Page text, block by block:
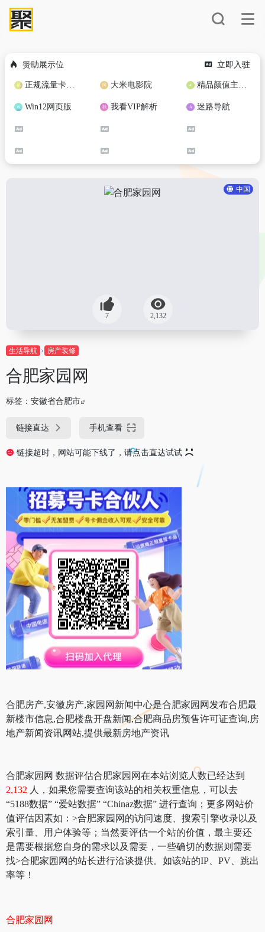
赞助展示位 立即入驻
正规流量卡免费加盟合作 大米电影院 精品颜值主播定制
Win12网页版 我看VIP解析 迷路导航
中国
7 2,132
生活导航 房产装修
合肥家园网
标签： 安徽省合肥市
链接直达 手机查看
链接超时，网站可能下线了，请点击直达试试
合肥房产,安徽房产,家园网新闻中心是合肥家园网发布合肥最
新楼市信息,合肥楼盘开盘新闻,合肥商品房预售许可证查询,房
地产新闻资讯网站,提供最新房地产资讯
合肥家园网 数据评估合肥家园网在本站浏览人数已经达到
2,132 人，如果您需要查询该站的相关权重信息，可以去
“5188数据” “爱站数据” “Chinaz数据” 进行查询；更多网站价
值评估因素如：>合肥家园网的访问速度、搜索引擎收录以及
索引量、用户体验等；当然要评估一个站的价值，最主要还
是需要根据您自身的需求以及需要，一些确切的数据则需要
找>合肥家园网的站长进行洽谈提供。如该站的IP、PV、跳出
率等！
合肥家园网